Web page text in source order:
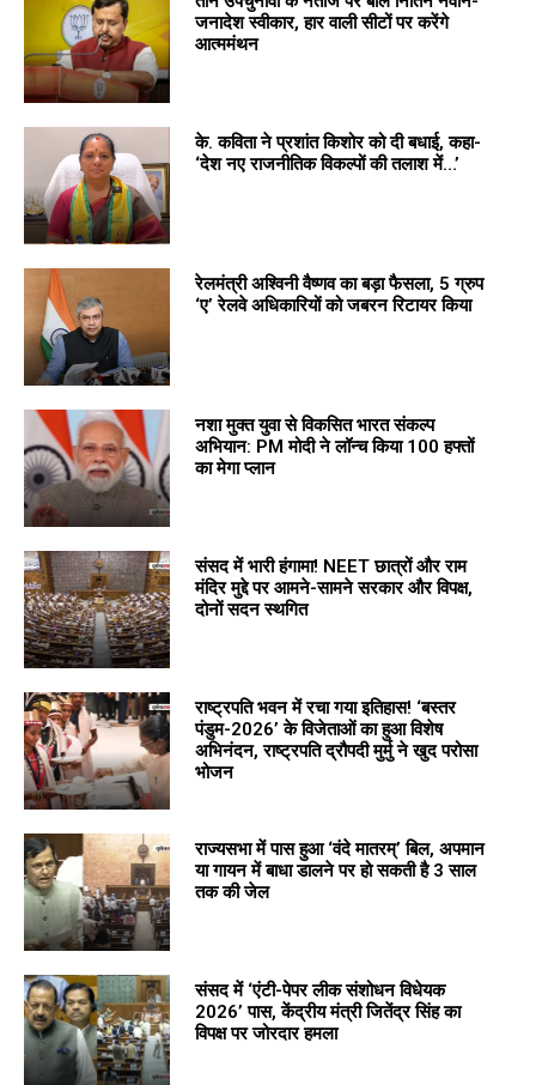
जनादेश स्वीकार, हार वाली सीटों पर करेंगे
आत्ममंथन
के. कविता ने प्रशांत किशोर को दी बधाई, कहा-
‘देश नए राजनीतिक विकल्पों की तलाश में…’
रेलमंत्री अश्विनी वैष्णव का बड़ा फैसला, 5 ग्रुप
‘ए’ रेलवे अधिकारियों को जबरन रिटायर किया
नशा मुक्त युवा से विकसित भारत संकल्प
अभियान: PM मोदी ने लॉन्च किया 100 हफ्तों
का मेगा प्लान
संसद में भारी हंगामा! NEET छात्रों और राम
मंदिर मुद्दे पर आमने-सामने सरकार और विपक्ष,
दोनों सदन स्थगित
राष्ट्रपति भवन में रचा गया इतिहास! ‘बस्तर
पंडुम-2026’ के विजेताओं का हुआ विशेष
अभिनंदन, राष्ट्रपति द्रौपदी मुर्मु ने खुद परोसा
भोजन
राज्यसभा में पास हुआ ‘वंदे मातरम्’ बिल, अपमान
या गायन में बाधा डालने पर हो सकती है 3 साल
तक की जेल
संसद में ‘एंटी-पेपर लीक संशोधन विधेयक
2026’ पास, केंद्रीय मंत्री जितेंद्र सिंह का
विपक्ष पर जोरदार हमला